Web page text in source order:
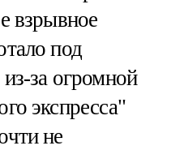
взрывное
под
за огромной
экспресса"
не